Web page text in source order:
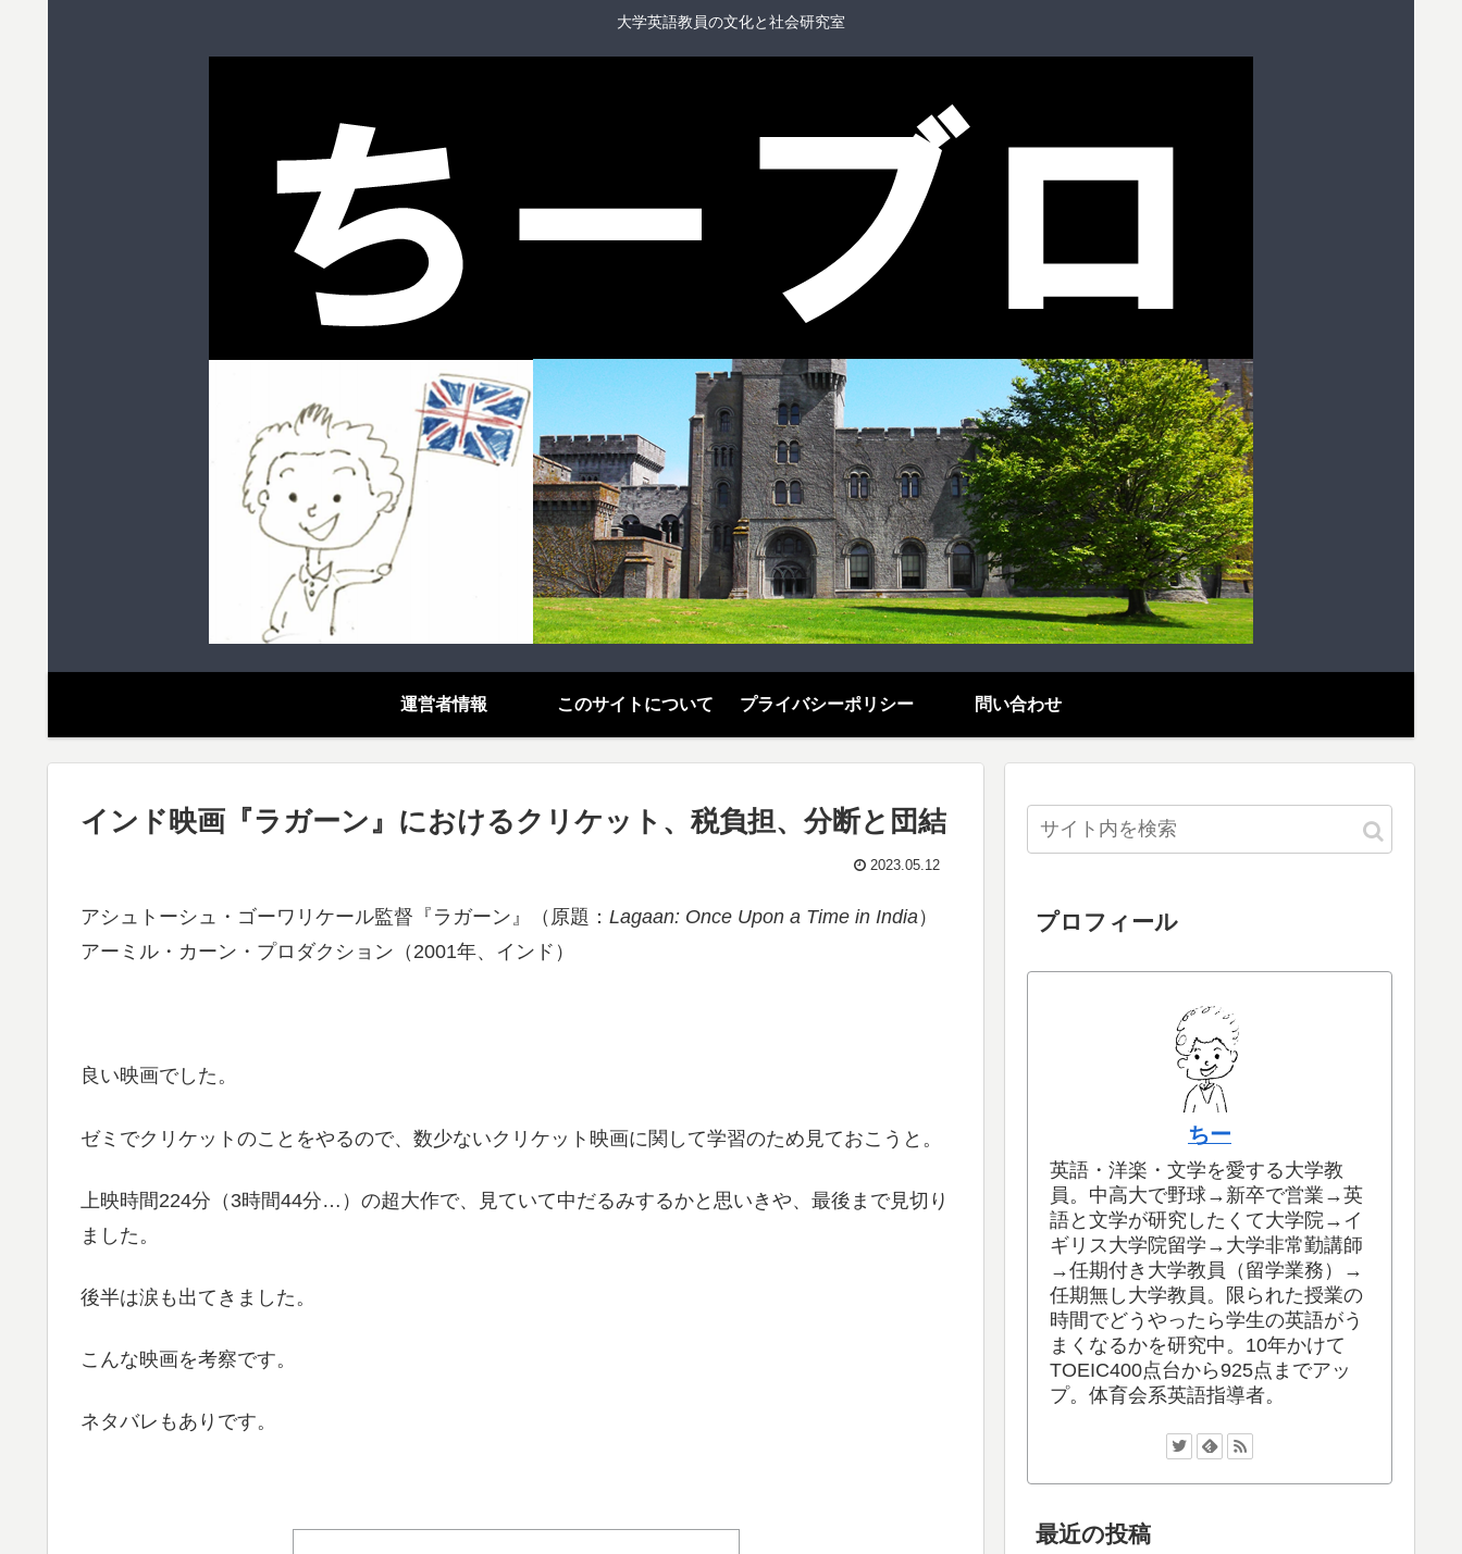
大学英語教員の文化と社会研究室
運営者情報 このサイトについて プライバシーポリシー 問い合わせ
インド映画『ラガーン』におけるクリケット、税負担、分断と団結
2023.05.12
アシュトーシュ・ゴーワリケール監督『ラガーン』（原題： Lagaan: Once Upon a Time in India ）
アーミル・カーン・プロダクション（2001年、インド）
良い映画でした。
ゼミでクリケットのことをやるので、数少ないクリケット映画に関して学習のため見ておこうと。
上映時間224分（3時間44分…）の超大作で、見ていて中だるみするかと思いきや、最後まで見切り
ました。
後半は涙も出てきました。
こんな映画を考察です。
ネタバレもありです。
プロフィール
ちー
英語・洋楽・文学を愛する大学教
員。中高大で野球→新卒で営業→英
語と文学が研究したくて大学院→イ
ギリス大学院留学→大学非常勤講師
→任期付き大学教員（留学業務）→
任期無し大学教員。限られた授業の
時間でどうやったら学生の英語がう
まくなるかを研究中。10年かけて
TOEIC400点台から925点までアッ
プ。体育会系英語指導者。
最近の投稿